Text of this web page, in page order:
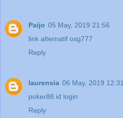
Paijo 05 May, 2019 21:56
link alternatif osg777
Reply
laurensia 06 May, 2019 12:31
poker88.id login
Reply